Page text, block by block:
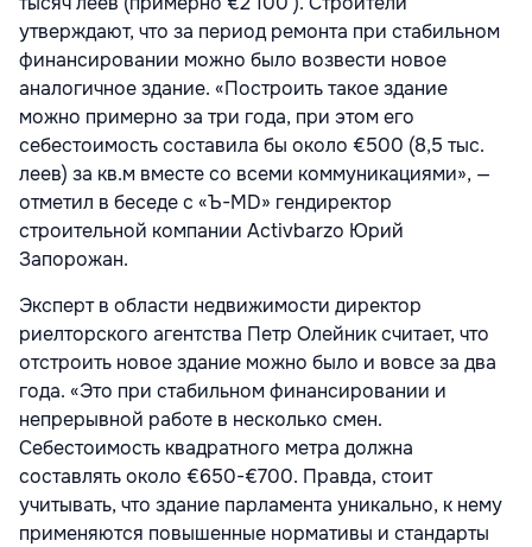
утверждают, что за период ремонта при стабильном
финансировании можно было возвести новое
аналогичное здание. «Построить такое здание
можно примерно за три года, при этом его
себестоимость составила бы около €500 (8,5 тыс.
леев) за кв.м вместе со всеми коммуникациями», —
отметил в беседе с «Ъ-MD» гендиректор
строительной компании Activbarzo Юрий
Запорожан.
Эксперт в области недвижимости директор
риелторского агентства Петр Олейник считает, что
отстроить новое здание можно было и вовсе за два
года. «Это при стабильном финансировании и
непрерывной работе в несколько смен.
Себестоимость квадратного метра должна
составлять около €650-€700. Правда, стоит
учитывать, что здание парламента уникально, к нему
применяются повышенные нормативы и стандарты